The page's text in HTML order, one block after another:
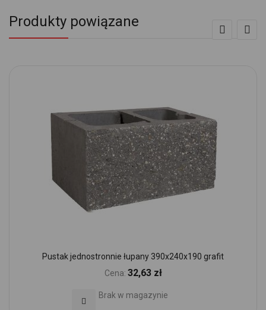
Produkty powiązane
Pustak jednostronnie łupany 390x240x190 grafit
Cena: 32,63 zł
Brak w magazynie
Dodaj do Ulubionych